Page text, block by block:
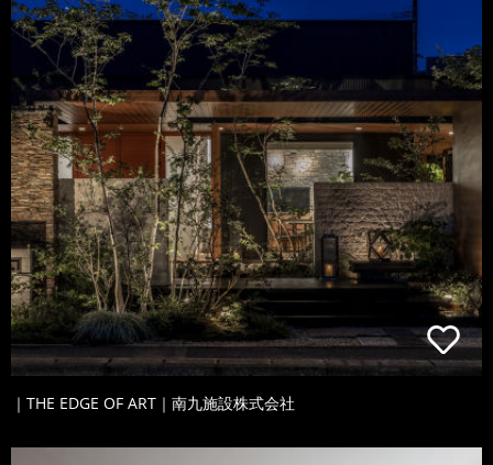
｜THE EDGE OF ART｜南九施設株式会社